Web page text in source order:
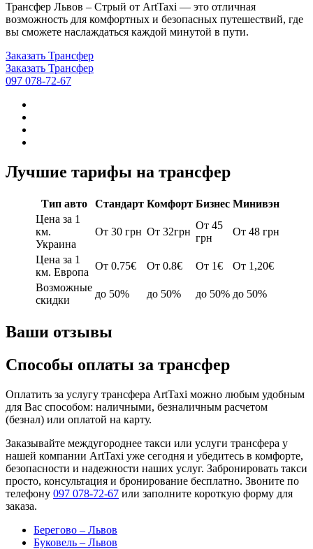
Трансфер Львов – Стрый от ArtTaxi — это отличная
возможность для комфортных и безопасных путешествий, где
вы сможете наслаждаться каждой минутой в пути.
Заказать Трансфер
Заказать Трансфер
097 078-72-67
Лучшие тарифы на трансфер
Тип авто Стандарт Комфорт Бизнес Минивэн
Цена за 1
км.
Украина
От 30 грн От 32грн
От 45
грн
От 48 грн
Цена за 1
км. Европа
От 0.75€ От 0.8€ От 1€
От 1,20€
Возможные
скидки
до 50% до 50% до 50% до 50%
Ваши отзывы
Способы оплаты за трансфер
Оплатить за услугу трансфера ArtTaxi можно любым удобным
для Вас способом: наличными, безналичным расчетом
(безнал) или оплатой на карту.
Заказывайте междугороднее такси или услуги трансфера у
нашей компании ArtTaxi уже сегодня и убедитесь в комфорте,
безопасности и надежности наших услуг. Забронировать такси
просто, консультация и бронирование бесплатно. Звоните по
телефону 097 078-72-67 или заполните короткую форму для
заказа.
Берегово – Львов
Буковель – Львов